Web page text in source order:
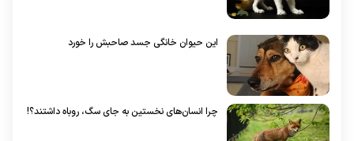
این حیوان خانگی جسد صاحبش را خورد
چرا انسان‌های نخستین به جای سگ، روباه داشتند؟!